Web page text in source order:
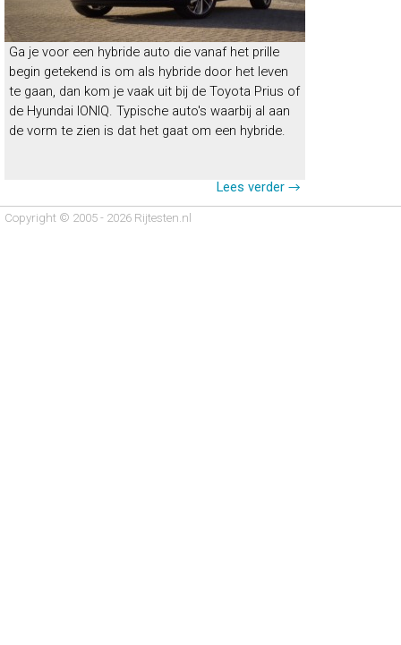
Ga je voor een hybride auto die vanaf het prille
begin getekend is om als hybride door het leven
te gaan, dan kom je vaak uit bij de Toyota Prius of
de Hyundai IONIQ. Typische auto's waarbij al aan
de vorm te zien is dat het gaat om een hybride.
Lees verder →
Copyright © 2005 - 2026 Rijtesten.nl